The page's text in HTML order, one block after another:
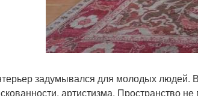
задумывался для молодых людей.
артистизма. Пространство